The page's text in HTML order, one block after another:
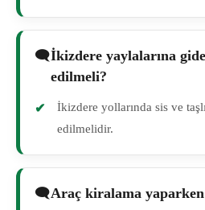
İkizdere yaylalarına
edilmeli?
İkizdere yollarında sis ve
edilmelidir.
Araç kiralama